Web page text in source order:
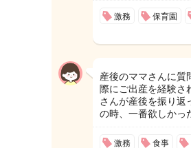
激務 保育園
産後のママさんに質
際にご出産を経験さ
さんが産後を振り
の時、一番欲しかっ
激務 食事